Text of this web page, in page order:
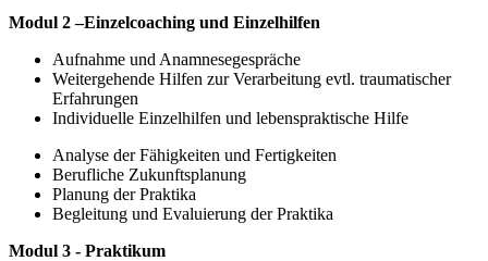
Modul 2 –Einzelcoaching und Einzelhilfen
Aufnahme und Anamnesegespräche
Weitergehende Hilfen zur Verarbeitung evtl. traumatischer
Erfahrungen
Individuelle Einzelhilfen und lebenspraktische Hilfe
Analyse der Fähigkeiten und Fertigkeiten
Berufliche Zukunftsplanung
Planung der Praktika
Begleitung und Evaluierung der Praktika
Modul 3 - Praktikum